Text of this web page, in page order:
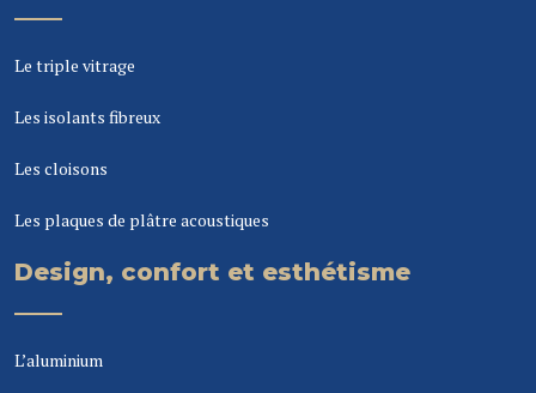
Le triple vitrage
Les isolants fibreux
Les cloisons
Les plaques de plâtre acoustiques
Design, confort et esthétisme
L’aluminium